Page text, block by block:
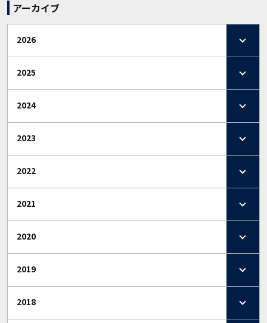
アーカイブ
2026
2025
2024
2023
2022
2021
2020
2019
2018